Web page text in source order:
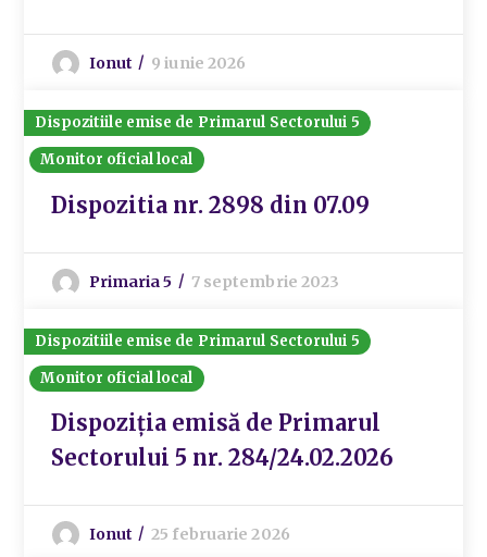
Ionut 9 iunie 2026
Dispozitiile emise de Primarul Sectorului 5
Monitor oficial local
Dispozitia nr. 2898 din 07.09
Primaria 5 7 septembrie 2023
Dispozitiile emise de Primarul Sectorului 5
Monitor oficial local
Dispoziția emisă de Primarul
Sectorului 5 nr. 284/24.02.2026
Ionut 25 februarie 2026